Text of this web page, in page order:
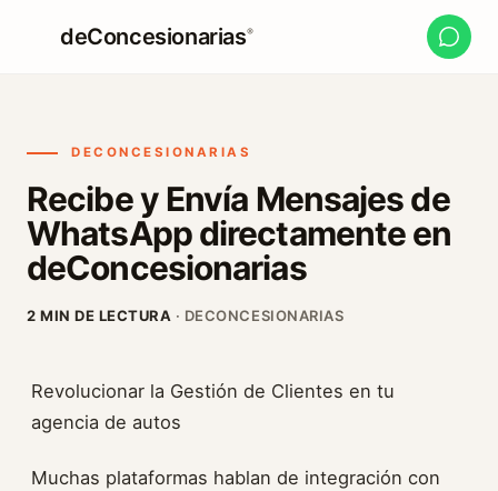
deConcesionarias®
DECONCESIONARIAS
Recibe y Envía Mensajes de
WhatsApp directamente en
deConcesionarias
2 MIN DE LECTURA · DECONCESIONARIAS
Revolucionar la Gestión de Clientes en tu
agencia de autos
Muchas plataformas hablan de integración con